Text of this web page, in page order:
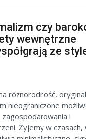
czy
wewnętrzne
ze
różnorodność,
nieograniczone
zagospodarowania i
Żyjemy w czasach,